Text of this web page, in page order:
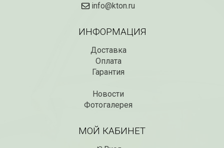
info@kton.ru
ИНФОРМАЦИЯ
Доставка
Оплата
Гарантия
Новости
Фотогалерея
МОЙ КАБИНЕТ